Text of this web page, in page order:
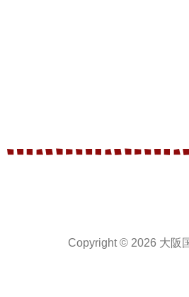
Copyright © 2026 大阪